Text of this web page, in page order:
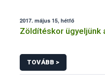
2017. május 15, hétfő
Zöldítéskor ügyeljünk
TOVÁBB >